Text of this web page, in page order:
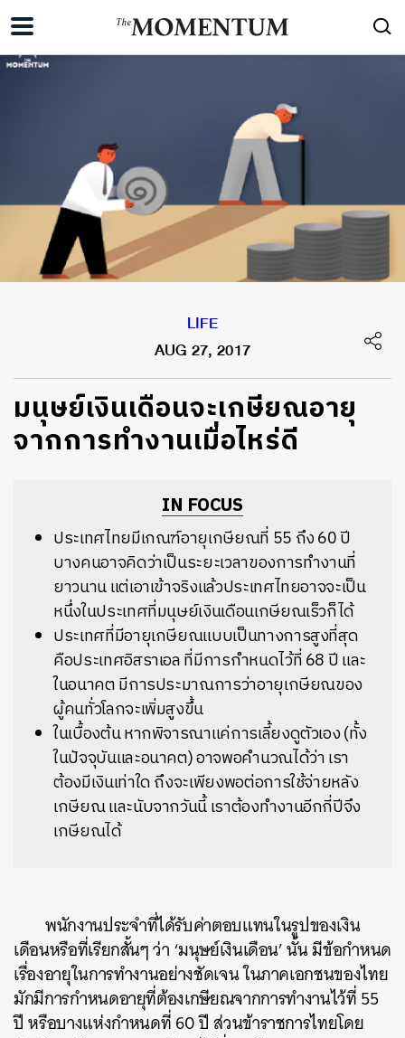
LIFE
AUG 27, 2017
มนุษย์เงินเดือนจะเกษียณอายุ
จากการทำงานเมื่อไหร่ดี
IN FOCUS
ประเทศไทยมีเกณฑ์อายุเกษียณที่ 55 ถึง 60 ปี
บางคนอาจคิดว่าเป็นระยะเวลาของการทำงานที่
ยาวนาน แต่เอาเข้าจริงแล้วประเทศไทยอาจจะเป็น
หนึ่งในประเทศที่มนุษย์เงินเดือนเกษียณเร็วก็ได้
ประเทศที่มีอายุเกษียณแบบเป็นทางการสูงที่สุด
คือประเทศอิสราเอล ที่มีการกำหนดไว้ที่ 68 ปี และ
ในอนาคต มีการประมาณการว่าอายุเกษียณของ
ผู้คนทั่วโลกจะเพิ่มสูงขึ้น
ในเบื้องต้น หากพิจารณาแค่การเลี้ยงดูตัวเอง (ทั้ง
ในปัจจุบันและอนาคต) อาจพอคำนวณได้ว่า เรา
ต้องมีเงินเท่าใด ถึงจะเพียงพอต่อการใช้จ่ายหลัง
เกษียณ และนับจากวันนี้ เราต้องทำงานอีกกี่ปีจึง
เกษียณได้
พนักงานประจำที่ได้รับค่าตอบแทนในรูปของเงิน
เดือนหรือที่เรียกสั้นๆ ว่า ‘มนุษย์เงินเดือน’ นั้น มีข้อกำหนด
เรื่องอายุในการทำงานอย่างชัดเจน ในภาคเอกชนของไทย
มักมีการกำหนดอายุที่ต้องเกษียณจากการทำงานไว้ที่ 55
ปี หรือบางแห่งกำหนดที่ 60 ปี ส่วนข้าราชการไทยโดย